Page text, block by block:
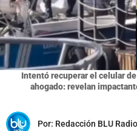
Intentó recuperar el celular
ahogado: revelan
Por: Redacción BLU Radio